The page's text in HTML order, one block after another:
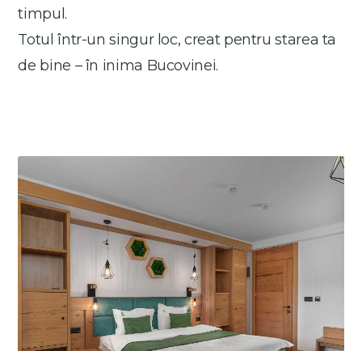
timpul.
Totul într-un singur loc, creat pentru starea ta
de bine – în inima Bucovinei.